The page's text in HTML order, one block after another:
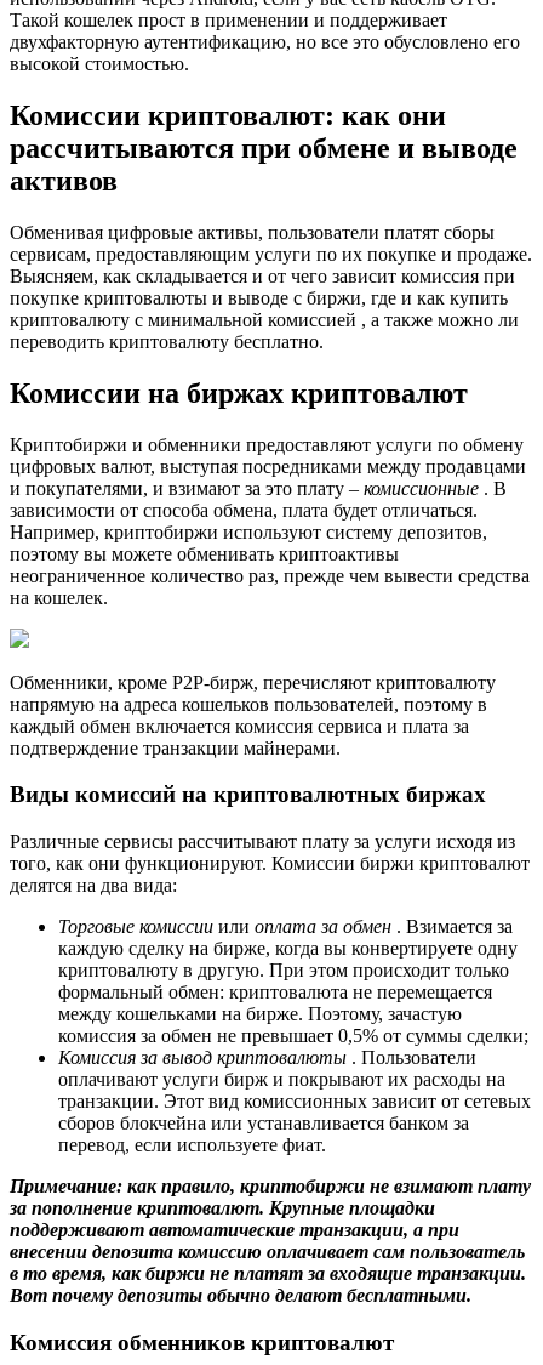
Такой кошелек прост в применении и поддерживает
двухфакторную аутентификацию, но все это обусловлено его
высокой стоимостью.
Комиссии криптовалют: как они
рассчитываются при обмене и выводе
активов
Обменивая цифровые активы, пользователи платят сборы
сервисам, предоставляющим услуги по их покупке и продаже.
Выясняем, как складывается и от чего зависит комиссия при
покупке криптовалюты и выводе с биржи, где и как купить
криптовалюту с минимальной комиссией , а также можно ли
переводить криптовалюту бесплатно.
Комиссии на биржах криптовалют
Криптобиржи и обменники предоставляют услуги по обмену
цифровых валют, выступая посредниками между продавцами
и покупателями, и взимают за это плату – комиссионные . В
зависимости от способа обмена, плата будет отличаться.
Например, криптобиржи используют систему депозитов,
поэтому вы можете обменивать криптоактивы
неограниченное количество раз, прежде чем вывести средства
на кошелек.
Обменники, кроме P2P-бирж, перечисляют криптовалюту
напрямую на адреса кошельков пользователей, поэтому в
каждый обмен включается комиссия сервиса и плата за
подтверждение транзакции майнерами.
Виды комиссий на криптовалютных биржах
Различные сервисы рассчитывают плату за услуги исходя из
того, как они функционируют. Комиссии биржи криптовалют
делятся на два вида:
Торговые комиссии или оплата за обмен . Взимается за
каждую сделку на бирже, когда вы конвертируете одну
криптовалюту в другую. При этом происходит только
формальный обмен: криптовалюта не перемещается
между кошельками на бирже. Поэтому, зачастую
комиссия за обмен не превышает 0,5% от суммы сделки;
Комиссия за вывод криптовалюты . Пользователи
оплачивают услуги бирж и покрывают их расходы на
транзакции. Этот вид комиссионных зависит от сетевых
сборов блокчейна или устанавливается банком за
перевод, если используете фиат.
Примечание: как правило, криптобиржи не взимают плату
за пополнение криптовалют. Крупные площадки
поддерживают автоматические транзакции, а при
внесении депозита комиссию оплачивает сам пользователь
в то время, как биржи не платят за входящие транзакции.
Вот почему депозиты обычно делают бесплатными.
Комиссия обменников криптовалют